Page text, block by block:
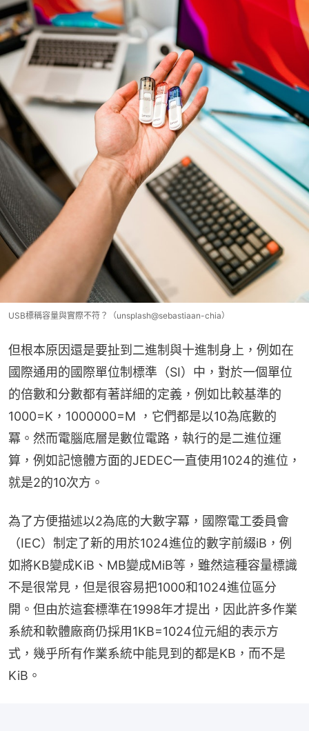
USB標稱容量與實際不符？（unsplash@sebastiaan-chia）
但根本原因還是要扯到二進制與十進制身上，例如在
國際通用的國際單位制標準（SI）中，對於一個單位
的倍數和分數都有著詳細的定義，例如比較基準的
1000=K，1000000=M ，它們都是以10為底數的
冪。然而電腦底層是數位電路，執行的是二進位運
算，例如記憶體方面的JEDEC一直使用1024的進位，
就是2的10次方。
為了方便描述以2為底的大數字冪，國際電工委員會
（IEC）制定了新的用於1024進位的數字前綴iB，例
如將KB變成KiB、MB變成MiB等，雖然這種容量標識
不是很常見，但是很容易把1000和1024進位區分
開。但由於這套標準在1998年才提出，因此許多作業
系統和軟體廠商仍採用1KB=1024位元組的表示方
式，幾乎所有作業系統中能見到的都是KB，而不是
KiB。